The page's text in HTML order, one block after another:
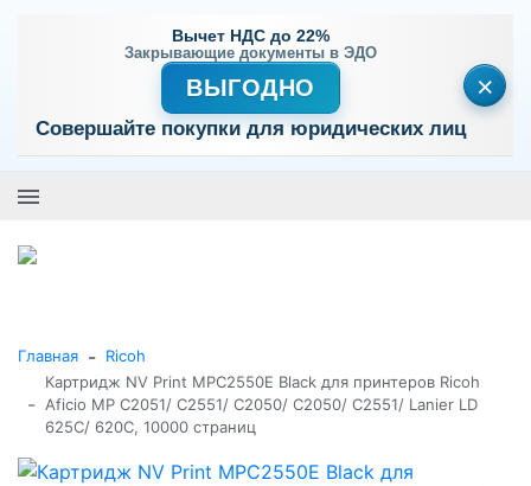
Вычет НДС до 22%
Закрывающие документы в ЭДО
ВЫГОДНО
Совершайте покупки для юридических лиц
×
Главная - Ricoh
-
Картридж NV Print MPC2550E Black для принтеров Ricoh
Aficio MP C2051/ C2551/ C2050/ C2050/ C2551/ Lanier LD
625C/ 620C, 10000 страниц